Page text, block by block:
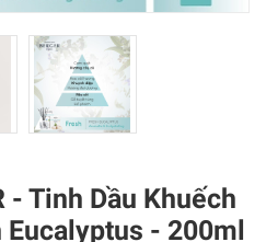
- Tinh Dầu Khuếch
Eucalyptus - 200ml